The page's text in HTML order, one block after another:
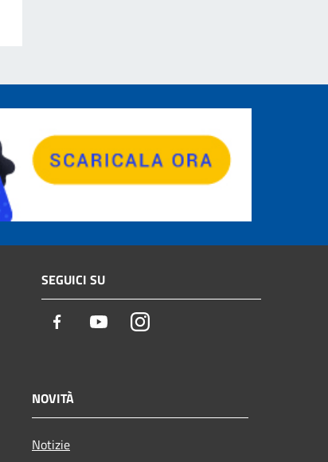
SEGUICI SU
Facebook YoutubeInstagram
NOVITÀ
Notizie